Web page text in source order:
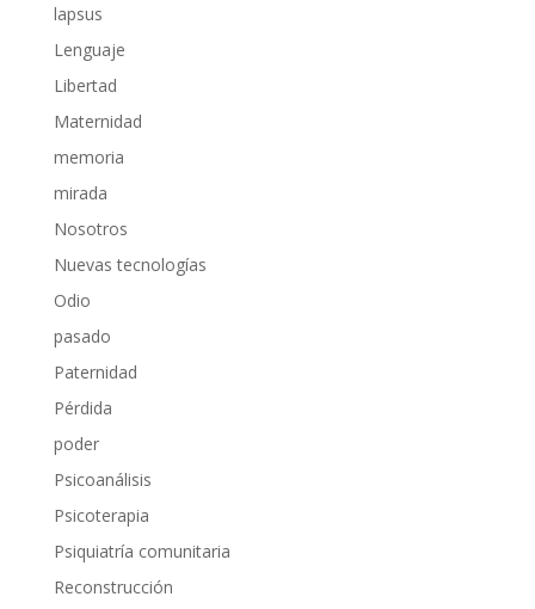
lapsus
Lenguaje
Libertad
Maternidad
memoria
mirada
Nosotros
Nuevas tecnologías
Odio
pasado
Paternidad
Pérdida
poder
Psicoanálisis
Psicoterapia
Psiquiatría comunitaria
Reconstrucción